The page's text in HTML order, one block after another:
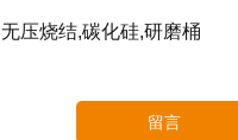
无压烧结,碳化硅,研磨桶
留言